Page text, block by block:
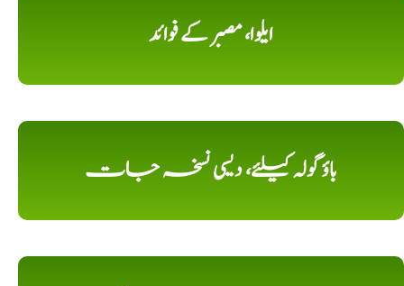
ایلوا، مصبر کے فوائد
باؤ گولہ کیلئے، دیسی نسخہ جات